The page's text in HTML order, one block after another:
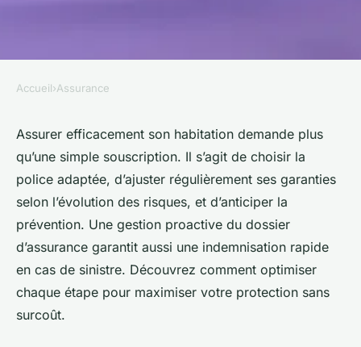
Top strategies for effective
home insurance protection
William•17 février 2026 •8 min de lecture
Accueil›Assurance
Assurer efficacement son habitation demande plus
qu’une simple souscription. Il s’agit de choisir la
police adaptée, d’ajuster régulièrement ses garanties
selon l’évolution des risques, et d’anticiper la
prévention. Une gestion proactive du dossier
d’assurance garantit aussi une indemnisation rapide
en cas de sinistre. Découvrez comment optimiser
chaque étape pour maximiser votre protection sans
surcoût.